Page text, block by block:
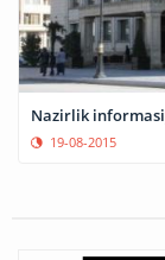
Nazirlik
19-08-2015